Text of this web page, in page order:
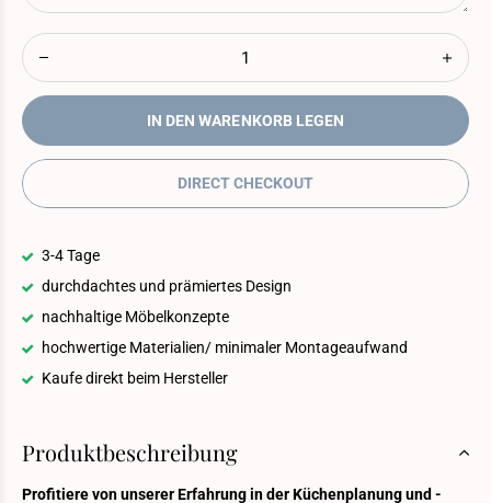
IN DEN WARENKORB LEGEN
DIRECT CHECKOUT
3-4 Tage
durchdachtes und prämiertes Design
nachhaltige Möbelkonzepte
hochwertige Materialien/ minimaler Montageaufwand
Kaufe direkt beim Hersteller
Produktbeschreibung
Profitiere von unserer Erfahrung in der Küchenplanung und -